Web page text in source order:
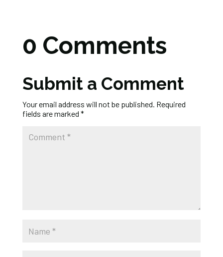
0 Comments
Submit a Comment
Your email address will not be published. Required
fields are marked *